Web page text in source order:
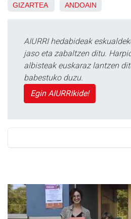
GIZARTEA ANDOAIN
AIURRI hedabideak
jaso eta zabaltzen ditu.
albisteak euskaraz lantzen
babestuko duzu.
Egin AIURRIkide!